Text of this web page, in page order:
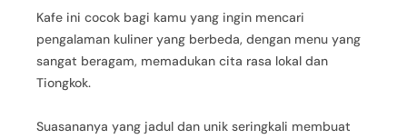
Kafe ini cocok bagi kamu yang ingin mencari
pengalaman kuliner yang berbeda, dengan menu yang
sangat beragam, memadukan cita rasa lokal dan
Tiongkok.
Suasananya yang jadul dan unik seringkali membuat